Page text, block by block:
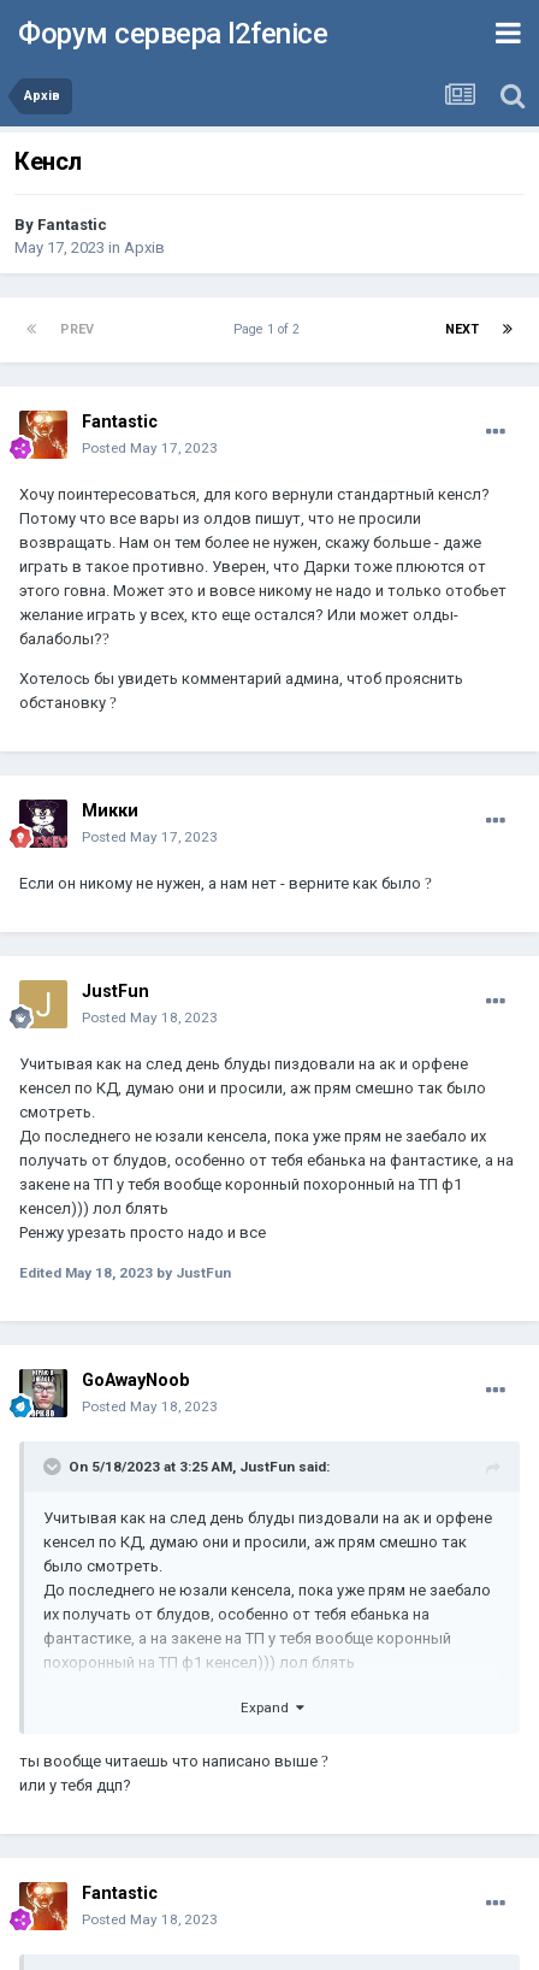
Форум сервера l2fenice
Архів
Кенсл
By Fantastic
May 17, 2023 in Архів
PREV NEXT
Page 1 of 2
Fantastic
Posted May 17, 2023
Хочу поинтересоваться, для кого вернули стандартный кенсл?
Потому что все вары из олдов пишут, что не просили
возвращать. Нам он тем более не нужен, скажу больше - даже
играть в такое противно. Уверен, что Дарки тоже плюются от
этого говна. Может это и вовсе никому не надо и только отобьет
желание играть у всех, кто еще остался? Или может олды-
балаболы??
Хотелось бы увидеть комментарий админа, чтоб прояснить
обстановку ?
Микки
Posted May 17, 2023
Если он никому не нужен, а нам нет - верните как было ?
JustFun
Posted May 18, 2023
Учитывая как на след день блуды пиздовали на ак и орфене
кенсел по КД, думаю они и просили, аж прям смешно так было
смотреть.
До последнего не юзали кенсела, пока уже прям не заебало их
получать от блудов, особенно от тебя ебанька на фантастике, а на
закене на ТП у тебя вообще коронный похоронный на ТП ф1
кенсел))) лол блять
Ренжу урезать просто надо и все
Edited May 18, 2023 by JustFun
GoAwayNoob
Posted May 18, 2023
On 5/18/2023 at 3:25 AM, JustFun said:
Учитывая как на след день блуды пиздовали на ак и орфене
кенсел по КД, думаю они и просили, аж прям смешно так
было смотреть.
До последнего не юзали кенсела, пока уже прям не заебало
их получать от блудов, особенно от тебя ебанька на
фантастике, а на закене на ТП у тебя вообще коронный
похоронный на ТП ф1 кенсел))) лол блять
Expand
ты вообще читаешь что написано выше ?
или у тебя дцп?
Fantastic
Posted May 18, 2023